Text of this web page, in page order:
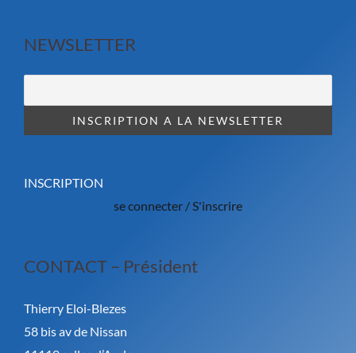
NEWSLETTER
INSCRIPTION
se connecter / S'inscrire
CONTACT – Président
Thierry Eloi-Blezes
58 bis av de Nissan